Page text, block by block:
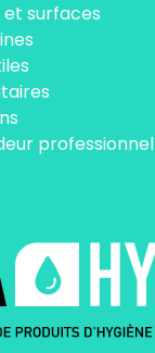
et surfaces
professionnel